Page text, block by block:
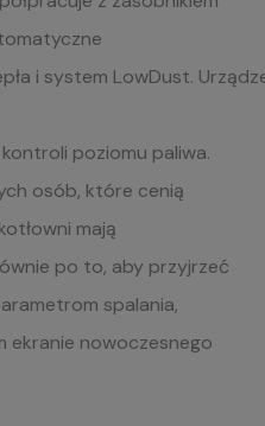
i system LowDust.
poziomu paliwa.
osób, które cenią
mają
po to, aby przyjrzeć
spalania,
ekranie nowoczesnego